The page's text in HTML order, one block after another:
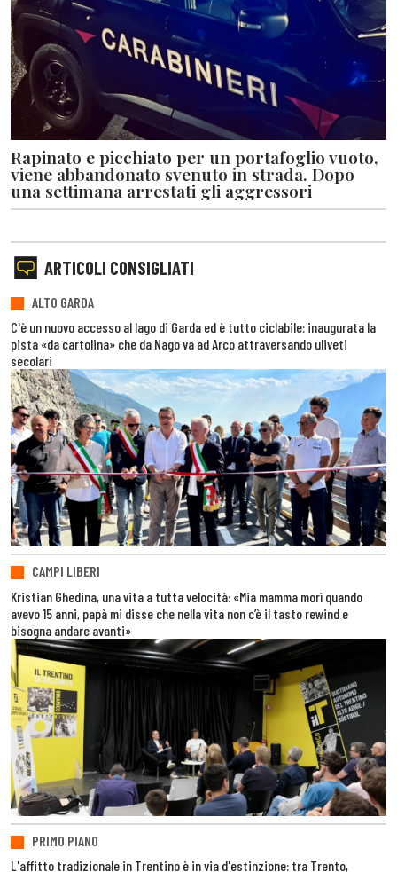
Rapinato e picchiato per un portafoglio vuoto,
viene abbandonato svenuto in strada. Dopo
una settimana arrestati gli aggressori
ARTICOLI CONSIGLIATI
ALTO GARDA
C'è un nuovo accesso al lago di Garda ed è tutto ciclabile: inaugurata la
pista «da cartolina» che da Nago va ad Arco attraversando uliveti
secolari
CAMPI LIBERI
Kristian Ghedina, una vita a tutta velocità: «Mia mamma morì quando
avevo 15 anni, papà mi disse che nella vita non c’è il tasto rewind e
bisogna andare avanti»
PRIMO PIANO
L'affitto tradizionale in Trentino è in via d'estinzione: tra Trento,